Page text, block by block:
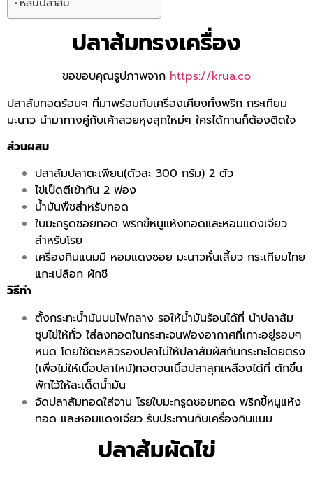
ปลาส้มทรงเครื่อง
ขอขอบคุณรูปภาพจาก https://krua.co
ปลาส้มทอดร้อนๆ ที่มาพร้อมกับเครื่องเคียงทั้งพริก กระเทียม
มะนาว นำมาทางคู่กับเค้าสวยหุงสุกใหม่ๆ ใครได้ทานก็ต้องติดใจ
ส่วนผสม
ปลาส้มปลาตะเพียน(ตัวละ 300 กรัม) 2 ตัว
ไข่เป็ดตีเข้ากัน 2 ฟอง
น้ำมันพืชสำหรับทอด
ใบมะกรูดซอยทอด พริกขี้หนูแห้งทอดและหอมแดงเจียว
สำหรับโรย
เครื่องกินแนมมี หอมแดงซอย มะนาวหั่นเสี้ยว กระเทียมไทย
แกะเปลือก ผักชี
วิธีทำ
ตั้งกระทะน้ำมันบนไฟกลาง รอให้น้ำมันร้อนได้ที่ นำปลาส้ม
ชุบไข่ให้ทั่ว ใส่ลงทอดในกระทะจนฟองอากาศที่เกาะอยู่รอบๆ
หมด โดยใช้ตะหลิวรองปลาไม่ให้ปลาสัมผัสก้นกระทะโดยตรง
(เพื่อไม่ให้เนื้อปลาไหม้)ทอดจนเนื้อปลาสุกเหลืองได้ที่ ตักขึ้น
พักไว้ให้สะเด็ดน้ำมัน
จัดปลาส้มทอดใส่จาน โรยใบมะกรูดซอยทอด พริกขี้หนูแห้ง
ทอด และหอมแดงเจียว รับประทานกับเครื่องกินแนม
ปลาส้มผัดไข่